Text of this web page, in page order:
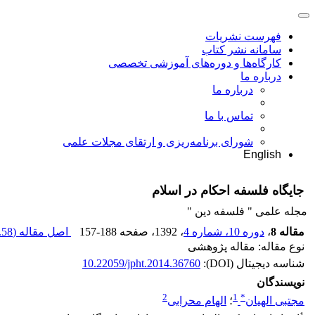
فهرست نشریات
سامانه نشر کتاب
کارگاه‌ها و دوره‌های آموزشی تخصصی
درباره ما
درباره ما
تماس با ما
شورای برنامه‌ریزی و ارتقای مجلات علمی
English
جایگاه فلسفه احکام در اسلام
مجله علمی " فلسفه دین "
مقاله 8
، دوره 10، شماره 4 ، 1392 ، صفحه 157-188 اصل مقاله (K
نوع مقاله: مقاله پژوهشی
شناسه دیجیتال (DOI):
10.22059/jpht.2014.36760
نویسندگان
مجتبی الهیان*
1؛ الهام محرابی2